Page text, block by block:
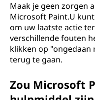
Maak je geen zorgen
Microsoft Paint.U
om uw laatste actie
verschillende fouten
klikken op "ongedaan
terug te gaan.
Zou Microsoft